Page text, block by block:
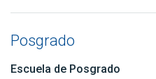
Posgrado
Escuela de Posgrado